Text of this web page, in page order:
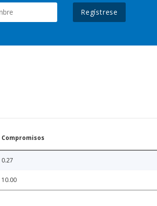
Regístrese
Compromisos
0.27
10.00